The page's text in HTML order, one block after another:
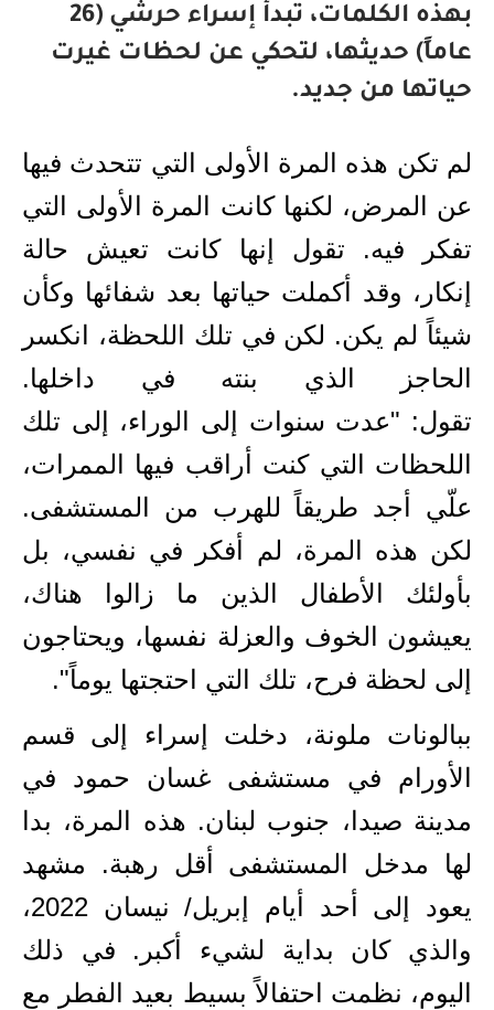
بهذه الكلمات، تبدأ إسراء حرشي (26
عاماً) حديثها، لتحكي عن لحظات غيرت
حياتها من جديد.
لم تكن هذه المرة الأولى التي تتحدث فيها
عن المرض، لكنها كانت المرة الأولى التي
تفكر فيه. تقول إنهاكانت تعيش حالة
إنكار، وقد أكملت حياتها بعد شفائها وكأن
شيئاً لم يكن. لكن في تلك اللحظة، انكسر
الحاجز الذي بنته في داخلها.
تقول: "عدت سنوات إلى الوراء، إلى تلك
اللحظات التي كنت أراقب فيها الممرات،
علّي أجد طريقاً للهرب من المستشفى.
لكن هذه المرة، لم أفكر في نفسي، بل
بأولئك الأطفال الذين ما زالوا هناك،
يعيشون الخوف والعزلة نفسها، ويحتاجون
إلى لحظة فرح، تلك التي احتجتها يوماً".
ببالونات ملونة، دخلت إسراء إلى قسم
الأورام في مستشفى غسان حمود في
مدينة صيدا، جنوب لبنان. هذه المرة، بدا
لها مدخل المستشفى أقل رهبة. مشهد
يعود إلى أحد أيام إبريل/ نيسان 2022،
والذي كان بداية لشيء أكبر. في ذلك
اليوم، نظمت احتفالاً بسيط بعيد الفطر مع